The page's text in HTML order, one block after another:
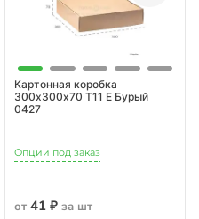
Картонная коробка
300х300х70 Т11 Е Бурый
0427
Опции под заказ
от 41 ₽ за шт